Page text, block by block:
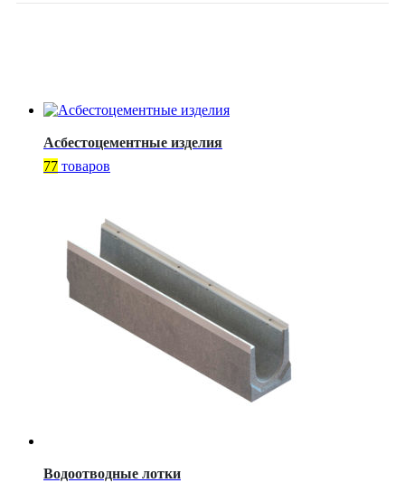
Асбестоцементные изделия
77 товаров
Водоотводные лотки